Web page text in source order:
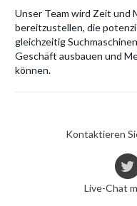
Unser Team wird Zeit und
bereitzustellen, die
gleichzeitig
Geschäft ausbauen und
können.
Kontaktieren
Live-Chat